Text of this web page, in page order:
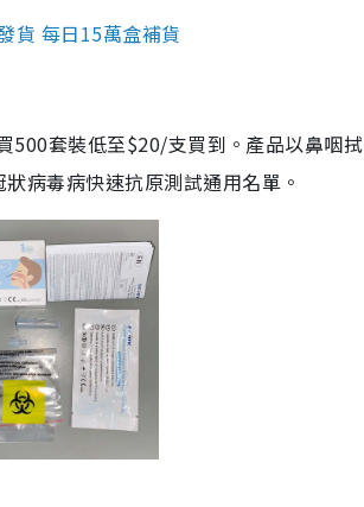
貨 每日15萬盒補貨
500套裝低至$20/支買到。產品以鼻咽
病毒病快速抗原測試通用名單。